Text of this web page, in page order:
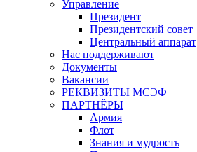
Управление
Президент
Президентский совет
Центральный аппарат
Нас поддерживают
Документы
Вакансии
РЕКВИЗИТЫ МСЭФ
ПАРТНЁРЫ
Армия
Флот
Знания и мудрость